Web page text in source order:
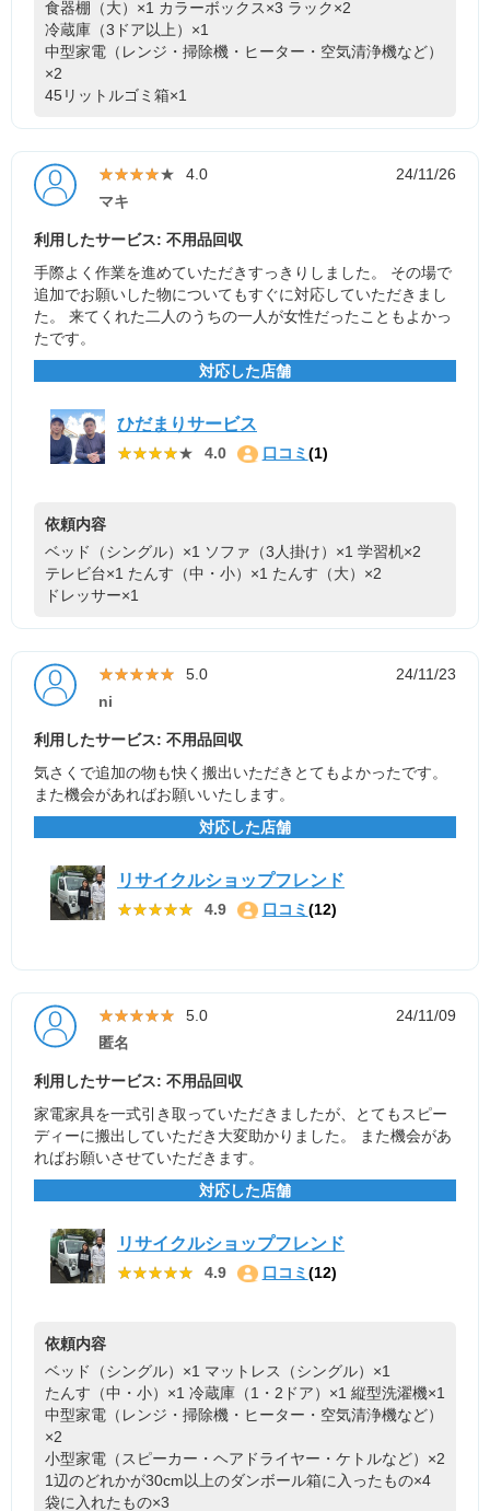
食器棚（大）×1 カラーボックス×3 ラック×2
冷蔵庫（3ドア以上）×1
中型家電（レンジ・掃除機・ヒーター・空気清浄機など）
×2
45リットルゴミ箱×1
★★★★★
★★★★★ 4.0
24/11/26
マキ
利用したサービス: 不用品回収
手際よく作業を進めていただきすっきりしました。 その場で
追加でお願いした物についてもすぐに対応していただきまし
た。 来てくれた二人のうちの一人が女性だったこともよかっ
たです。
対応した店舗
ひだまりサービス
★★★★★
★★★★★ 4.0 口コミ (1)
依頼内容
ベッド（シングル）×1 ソファ（3人掛け）×1 学習机×2
テレビ台×1 たんす（中・小）×1 たんす（大）×2
ドレッサー×1
★★★★★
★★★★★ 5.0
24/11/23
ni
利用したサービス: 不用品回収
気さくで追加の物も快く搬出いただきとてもよかったです。
また機会があればお願いいたします。
対応した店舗
リサイクルショップフレンド
★★★★★
★★★★★ 4.9 口コミ (12)
★★★★★
★★★★★ 5.0
24/11/09
匿名
利用したサービス: 不用品回収
家電家具を一式引き取っていただきましたが、とてもスピー
ディーに搬出していただき大変助かりました。 また機会があ
ればお願いさせていただきます。
対応した店舗
リサイクルショップフレンド
★★★★★
★★★★★ 4.9 口コミ (12)
依頼内容
ベッド（シングル）×1 マットレス（シングル）×1
たんす（中・小）×1 冷蔵庫（1・2ドア）×1 縦型洗濯機×1
中型家電（レンジ・掃除機・ヒーター・空気清浄機など）
×2
小型家電（スピーカー・ヘアドライヤー・ケトルなど）×2
1辺のどれかが30cm以上のダンボール箱に入ったもの×4
袋に入れたもの×3